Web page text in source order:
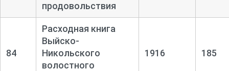
продовольствия
84
Расходная книга
Выйско-
Никольского
волостного
1916 185